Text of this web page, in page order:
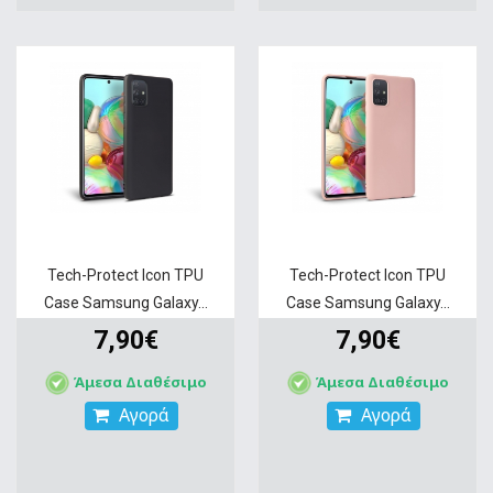
Tech-Protect Icon TPU
Case Samsung Galaxy...
7,90€
Άμεσα Διαθέσιμο
Αγορά
Tech-Protect Icon TPU
Case Samsung Galaxy...
7,90€
Άμεσα Διαθέσιμο
Αγορά